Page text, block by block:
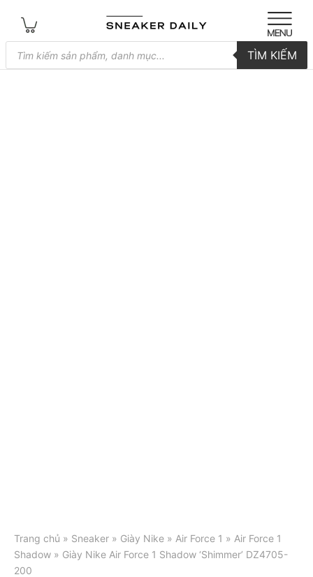
Tìm
kiếm
sản
TÌM KIẾM
Trang chủ » Sneaker » Giày Nike » Air Force 1 » Air Force 1
Shadow » Giày Nike Air Force 1 Shadow ‘Shimmer’ DZ4705-
200